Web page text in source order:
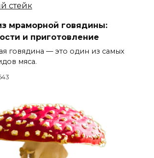
мраморной говядины:
и приготовление
говядина — это один из самых
мяса.